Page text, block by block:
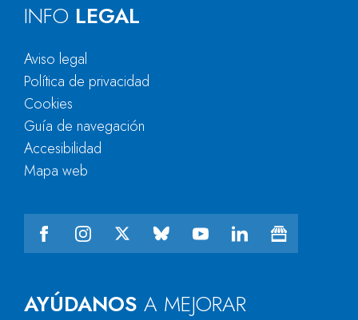
AYÚDANOS A MEJORAR
INFO LEGAL
Aviso legal
Política de privacidad
Cookies
Guía de navegación
Accesibilidad
Mapa web